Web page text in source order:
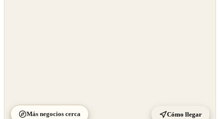
Más negocios cerca Cómo llegar